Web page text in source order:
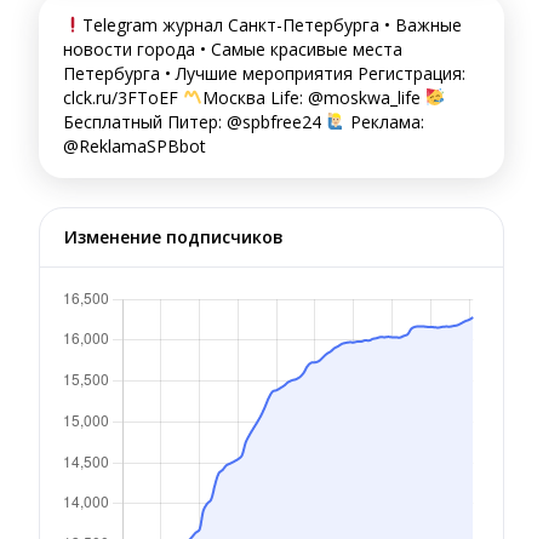
Telegram журнал Санкт-Петербурга • Важные
новости города • Самые красивые места
Петербурга • Лучшие мероприятия Регистрация:
clck.ru/3FToEF
Москва Life: @moskwa_life
Бесплатный Питер: @spbfree24
Реклама:
@ReklamaSPBbot
Изменение подписчиков